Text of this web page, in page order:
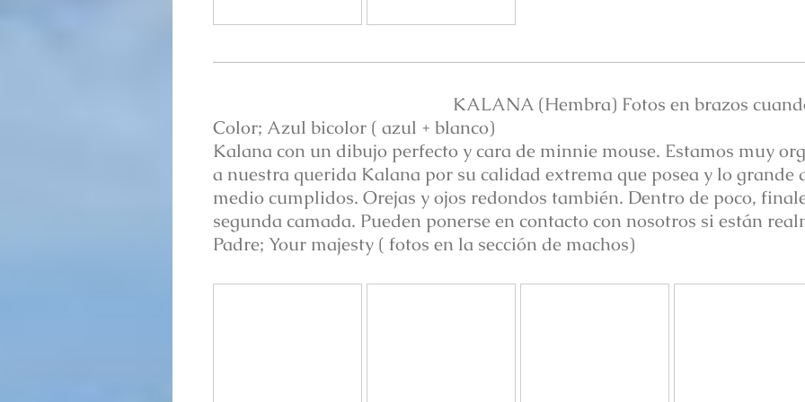
KALANA (Hembra) Fotos en brazos
Color; Azul bicolor ( azul + blanco)
Kalana con un dibujo perfecto y cara de minnie mouse. Estamos muy
a nuestra querida Kalana por su calidad extrema que posea y lo grande
medio cumplidos. Orejas y ojos redondos también. Dentro de poco,
segunda camada. Pueden ponerse en contacto con nosotros si están
Padre; Your majesty ( fotos en la sección de machos)